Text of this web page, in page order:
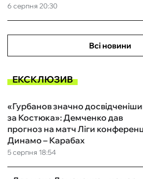
6 серпня 20:30
Всі новини
ЕКСКЛЮЗИВ
5 серпня 18:54
«Гурбанов значно
за Костюка»: Демченко дав
прогноз на матч Ліги
Динамо – Карабах